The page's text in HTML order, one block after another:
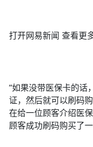
打开网易新闻 查看更
“如果没带医保卡的话
证，然后就可以刷码
在给一位顾客介绍医
顾客成功刷码购买了一